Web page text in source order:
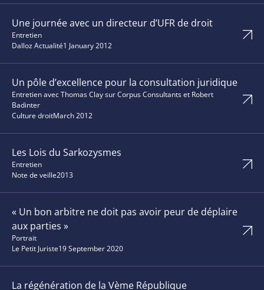
Une journée avec un directeur d’UFR de droit
Entretien
Dalloz Actualité1 January 2012
Un pôle d’excellence pour la consultation juridique
Entretien avec Thomas Clay sur Corpus Consultants et Robert
Badinter
Culture droitMarch 2012
Les Lois du Sarkozysmes
Entretien
Note de veille2013
« Un bon arbitre ne doit pas avoir peur de déplaire
aux parties »
Portrait
Le Petit Juriste19 September 2020
La régénération de la Vème République